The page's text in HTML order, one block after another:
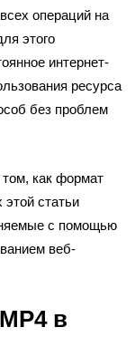
операций на
этого
интернет-
ресурса
без проблем
как формат
этой статьи
с помощью
веб-
в